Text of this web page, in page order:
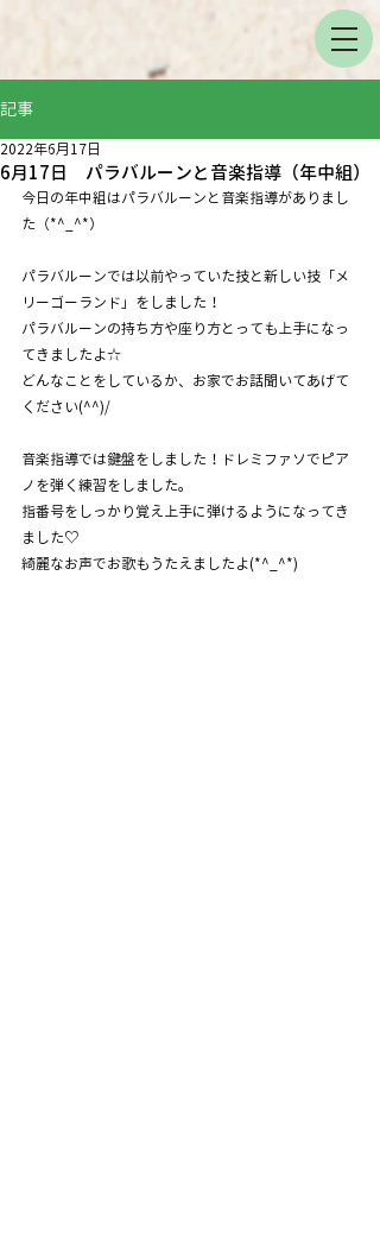
記事
6月17日 パラバルーンと音楽指導（年中組）
2022年6月17日
今日の年中組はパラバルーンと音楽指導がありまし
た（*^_^*）
パラバルーンでは以前やっていた技と新しい技「メ
リーゴーランド」をしました！
パラバルーンの持ち方や座り方とっても上手になっ
てきましたよ☆
どんなことをしているか、お家でお話聞いてあげて
ください(^^)/
音楽指導では鍵盤をしました！ドレミファソでピア
ノを弾く練習をしました。
指番号をしっかり覚え上手に弾けるようになってき
ました♡
綺麗なお声でお歌もうたえましたよ(*^_^*)